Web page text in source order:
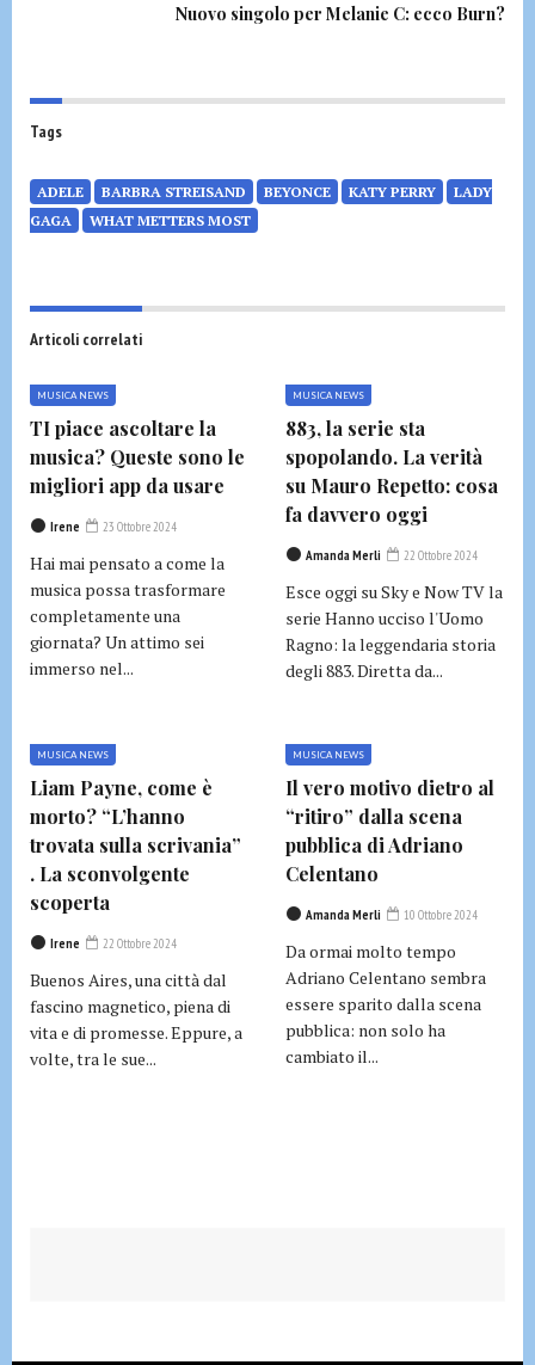
Nuovo singolo per Melanie C: ecco Burn?
Tags
ADELE BARBRA STREISAND BEYONCE KATY PERRY
LADY
GAGA
WHAT METTERS MOST
Articoli correlati
MUSICA NEWS
TI piace ascoltare la
musica? Queste sono le
migliori app da usare
Irene 23 Ottobre 2024
Hai mai pensato a come la
musica possa trasformare
completamente una
giornata? Un attimo sei
immerso nel...
MUSICA NEWS
883, la serie sta
spopolando. La verità
su Mauro Repetto: cosa
fa davvero oggi
Amanda Merli 22 Ottobre 2024
Esce oggi su Sky e Now TV la
serie Hanno ucciso l'Uomo
Ragno: la leggendaria storia
degli 883. Diretta da...
MUSICA NEWS
Liam Payne, come è
morto? “L’hanno
trovata sulla scrivania”
. La sconvolgente
scoperta
Irene 22 Ottobre 2024
Buenos Aires, una città dal
fascino magnetico, piena di
vita e di promesse. Eppure, a
volte, tra le sue...
MUSICA NEWS
Il vero motivo dietro al
“ritiro” dalla scena
pubblica di Adriano
Celentano
Amanda Merli 10 Ottobre 2024
Da ormai molto tempo
Adriano Celentano sembra
essere sparito dalla scena
pubblica: non solo ha
cambiato il...